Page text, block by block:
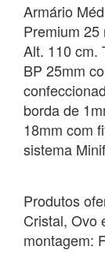
Armário
Premium
Alt. 110 cm.
BP 25mm
borda de
18mm com
sistema
Produtos
Cristal, Ovo
montagem: